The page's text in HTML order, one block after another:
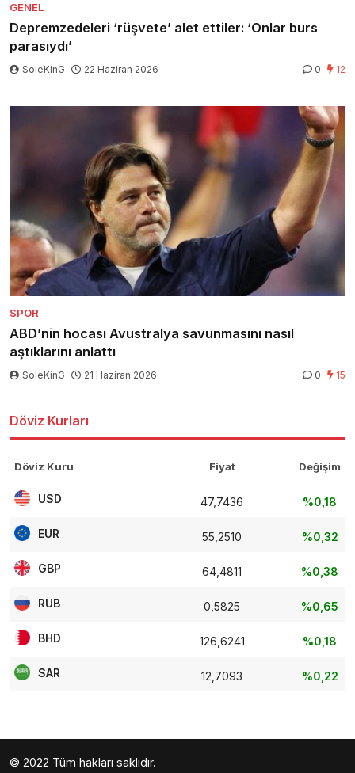
GENEL
Depremzedeleri ‘rüşvete’ alet ettiler: ‘Onlar burs
parasıydı’
SoleKinG 22 Haziran 2026 0 12
SPOR
ABD’nin hocası Avustralya savunmasını nasıl
aştıklarını anlattı
SoleKinG 21 Haziran 2026 0 15
Döviz Kurları
Döviz Kuru Fiyat Değişim
USD 47,7436 %0,18
EUR 55,2510 %0,32
GBP 64,4811 %0,38
RUB 0,5825 %0,65
BHD 126,6241 %0,18
SAR 12,7093 %0,22
© 2022 Tüm hakları saklıdır.